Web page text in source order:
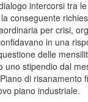
intercorsi tra
conseguente
per crisi,
in una
delle
uno stipendio dal
di risanamento
piano industriale.